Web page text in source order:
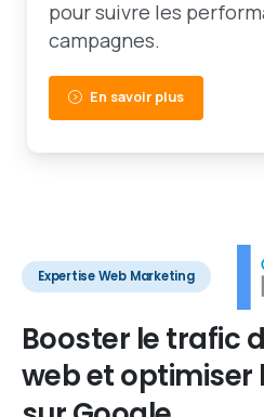
pour suivre les
campagnes.
En savoir plus
Expertise Web Marketing
Booster letrafic
webetoptimiser